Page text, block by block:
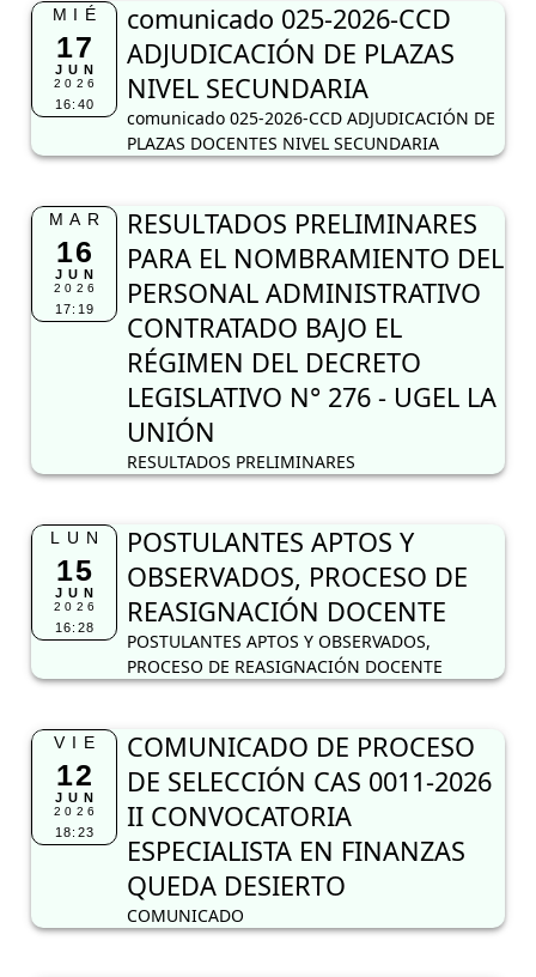
MIÉ
17
JUN
2026
16:40
comunicado 025-2026-CCD
ADJUDICACIÓN DE PLAZAS
NIVEL SECUNDARIA
comunicado 025-2026-CCD ADJUDICACIÓN DE
PLAZAS DOCENTES NIVEL SECUNDARIA
MAR
16
JUN
2026
17:19
RESULTADOS PRELIMINARES
PARA EL NOMBRAMIENTO DEL
PERSONAL ADMINISTRATIVO
CONTRATADO BAJO EL
RÉGIMEN DEL DECRETO
LEGISLATIVO N° 276 - UGEL LA
UNIÓN
RESULTADOS PRELIMINARES
LUN
15
JUN
2026
16:28
POSTULANTES APTOS Y
OBSERVADOS, PROCESO DE
REASIGNACIÓN DOCENTE
POSTULANTES APTOS Y OBSERVADOS,
PROCESO DE REASIGNACIÓN DOCENTE
VIE
12
JUN
2026
18:23
COMUNICADO DE PROCESO
DE SELECCIÓN CAS 0011-2026
II CONVOCATORIA
ESPECIALISTA EN FINANZAS
QUEDA DESIERTO
COMUNICADO